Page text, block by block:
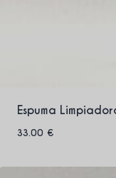
Espuma
33.00 €